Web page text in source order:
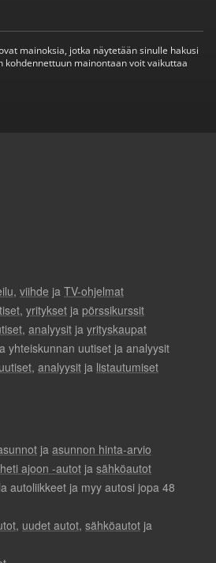
mainoksia, jotka näytetään sinulle hakusi
kohdennettuun mainontaan voit vaikuttaa